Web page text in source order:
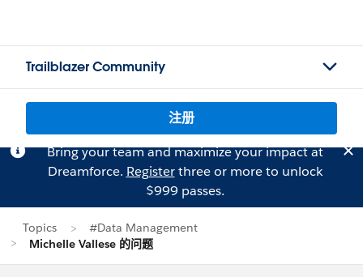
Trailblazer Community
注册
Bring your team and maximize your impact at
Dreamforce. Registerthree or more to unlock
$999 passes.
Topics
#Data Management
Michelle Vallese 的问题